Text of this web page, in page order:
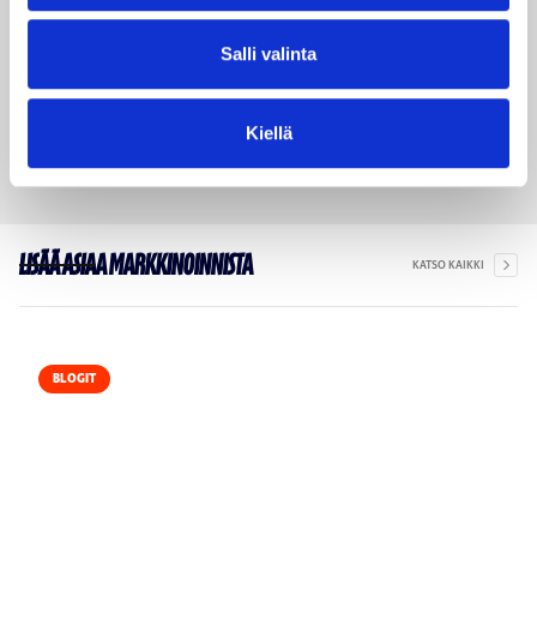
Salli valinta
Kiellä
Lisää asiaa markkinoinnista KATSO KAIKKI
BLOGIT